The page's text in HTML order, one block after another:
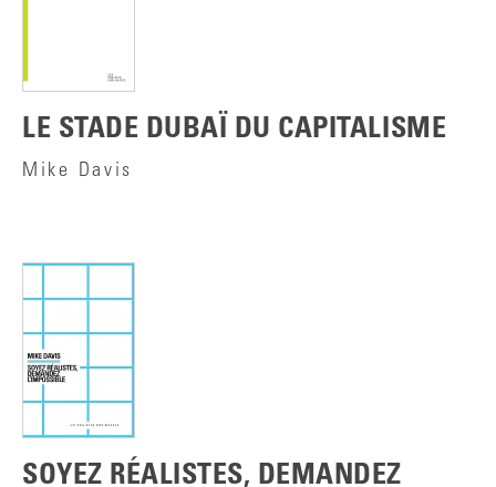
LE STADE DUBAÏ DU CAPITALISME
Mike Davis
SOYEZ RÉALISTES, DEMANDEZ